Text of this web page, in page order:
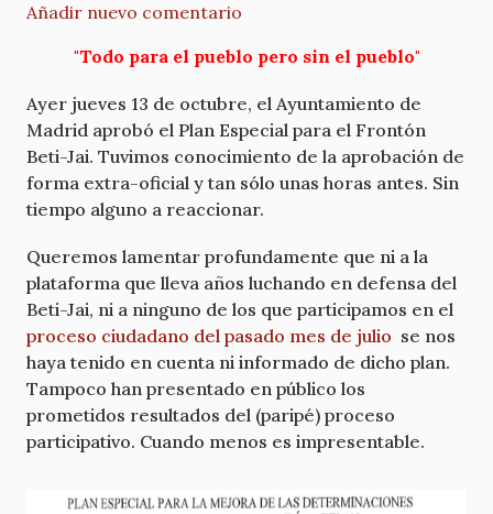
Añadir nuevo comentario
"Todo para el pueblo pero sin el pueblo"
Ayer jueves 13 de octubre, el Ayuntamiento de
Madrid aprobó el Plan Especial para el Frontón
Beti-Jai. Tuvimos conocimiento de la aprobación de
forma extra-oficial y tan sólo unas horas antes. Sin
tiempo alguno a reaccionar.
Queremos lamentar profundamente que ni a la
plataforma que lleva años luchando en defensa del
Beti-Jai, ni a ninguno de los que participamos en el
proceso ciudadano del pasado mes de julio se nos
haya tenido en cuenta ni informado de dicho plan.
Tampoco han presentado en público los
prometidos resultados del (paripé) proceso
participativo. Cuando menos es impresentable.